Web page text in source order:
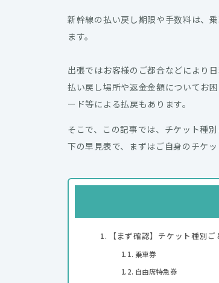
新幹線の払い戻し期限や手数料は、
ます。
出張ではお客様のご都合などにより
払い戻し場所や返金金額についてお
ード等による払戻もあります。
そこで、この記事では、チケット種
下の早見表で、まずはご自身のチケ
【まず確認】チケット種別
乗車券
自由席特急券